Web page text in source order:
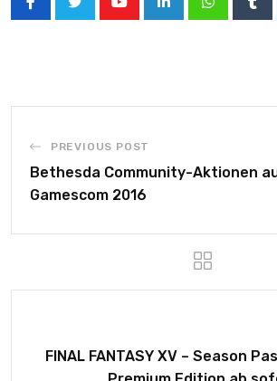
PREVIOUS POST
Bethesda Community-Aktionen
Gamescom 2016
FINAL FANTASY XV – Season